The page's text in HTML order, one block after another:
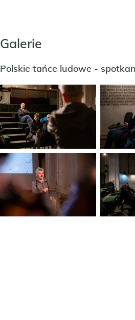
Galerie
Polskie tańce ludowe -